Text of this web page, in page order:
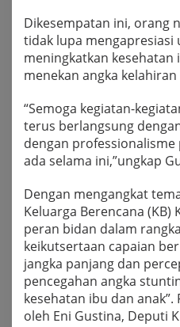
Dikesempatan ini, orang
tidak lupa mengapresiasi
meningkatkan kesehatan
menekan angka
“Semoga kegiatan-
terus berlangsung
dengan
ada selama ini,”ungkap
Dengan mengangkat
Keluarga Berencana
peran bidan dalam
keikutsertaan capaian
jangka panjang dan
pencegahan angka
kesehatan ibu dan
oleh Eni Gustina, Deputi